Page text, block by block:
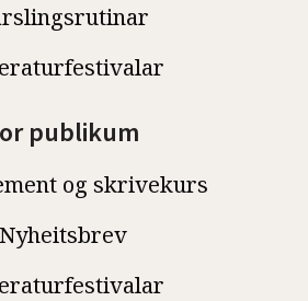
publikum
og skrivekurs
Nyheitsbrev